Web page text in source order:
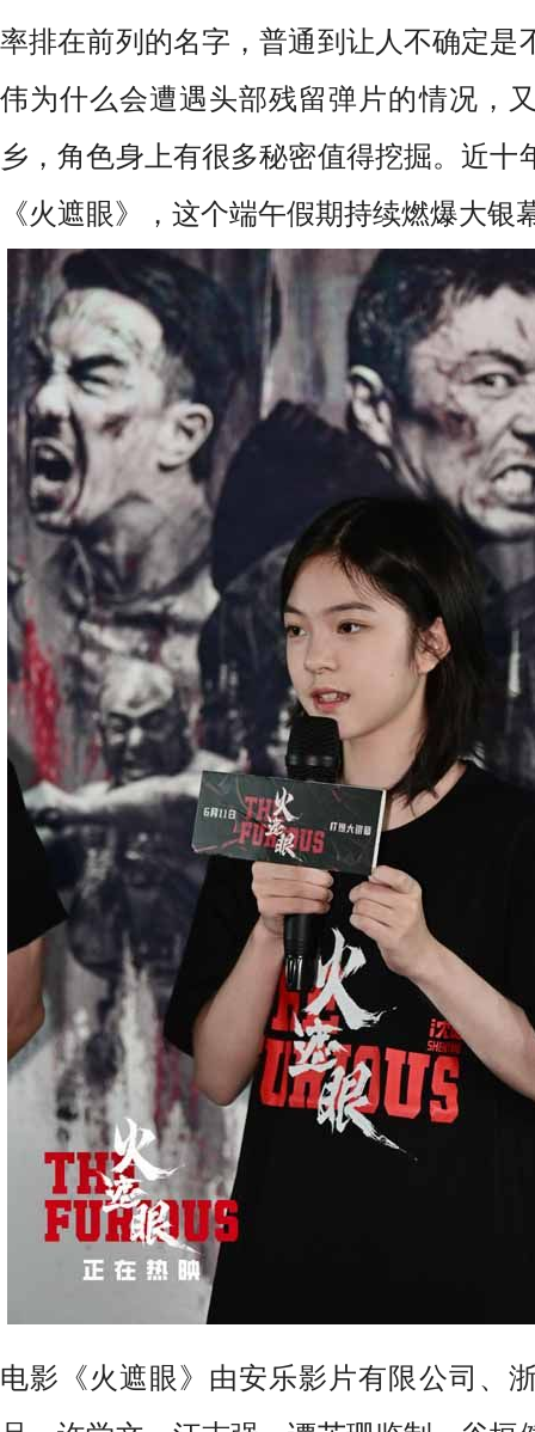
率排在前列的名字，普通到让人不确定是
伟为什么会遭遇头部残留弹片的情况，
乡，角色身上有很多秘密值得挖掘。近十
《火遮眼》，这个端午假期持续燃爆大银
电影《火遮眼》由安乐影片有限公司、